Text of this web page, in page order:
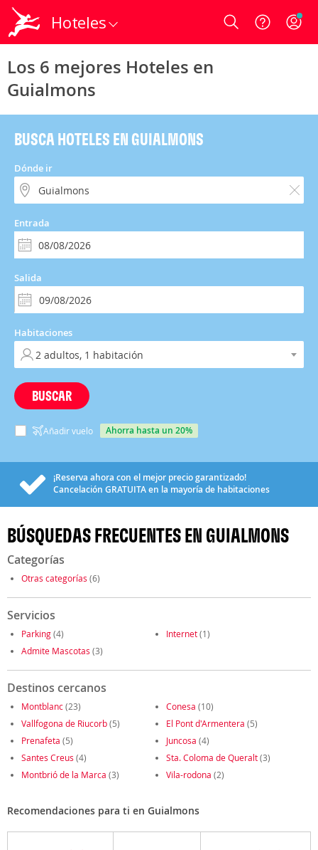
Hoteles Login
Los 6 mejores Hoteles en
Guialmons
BUSCA HOTELES EN GUIALMONS
Dónde ir
Entrada
Salida
Habitaciones
BUSCAR
Añadir vuelo ahorra hasta un 20%
¡Reserva ahora con el mejor precio garantizado!
Cancelación GRATUITAen la mayoría de habitaciones
BÚSQUEDAS FRECUENTES EN GUIALMONS
Categorías
Otras categorías (6)
Servicios
Parking(4) Internet(1)
Admite Mascotas (3)
Destinos cercanos
Montblanc(23) Conesa (10)
Vallfogona de Riucorb(5) El Pont d'Armentera (5)
Prenafeta (5) Juncosa (4)
Santes Creus (4) Sta. Coloma de Queralt(3)
Montbrió de la Marca (3) Vila-rodona (2)
Recomendaciones para ti en Guialmons